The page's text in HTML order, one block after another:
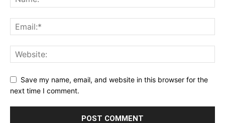
Save my name, email, and website in this browser for the
next time I comment.